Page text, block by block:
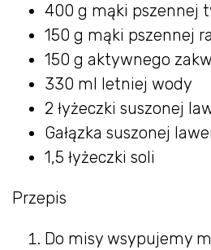
400 g mąki pszennej
150 g mąki pszennej
150 g aktywnego
330 ml letniej wody
2 łyżeczki suszonej
Gałązka suszonej
1,5 łyżeczki soli
Przepis
Do misy wsypujemy